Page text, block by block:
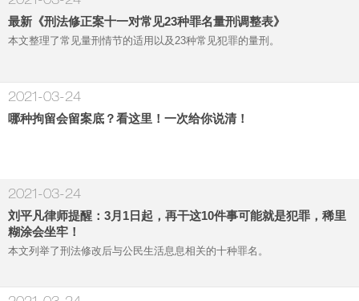
最新《刑法修正案十一对常见23种罪名量刑调整表》
本文整理了常见量刑情节的适用以及23种常见犯罪的量刑。
2021-03-24
哪种拘留会留案底？看这里！一次给你说清！
2021-03-24
刘平凡律师提醒：3月1日起，再干这10件事可能就是犯罪，稀里
糊涂会坐牢！
本文列举了刑法修改后与公民生活息息相关的十种罪名。